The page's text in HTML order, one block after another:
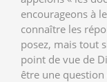
encourageons à
connaître les
posez, mais tout
point de vue de
être une